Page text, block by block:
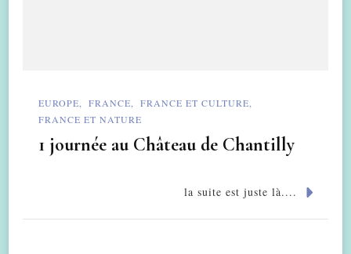
EUROPE FRANCE
FRANCE ET CULTURE
FRANCE ET NATURE
1 journée au Château de Chantilly
la suite est juste là....